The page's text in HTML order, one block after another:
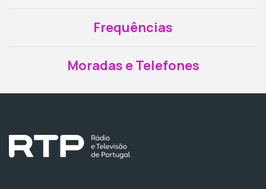
Frequências
Moradas e Telefones